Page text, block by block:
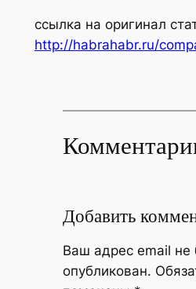
ссылка на оригинал
http://habrahabr.ru/
Добавить
Ваш адрес email не
опубликован.